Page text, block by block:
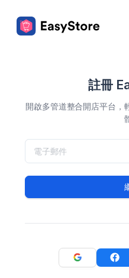
註冊
開啟多管道整合開店平台，